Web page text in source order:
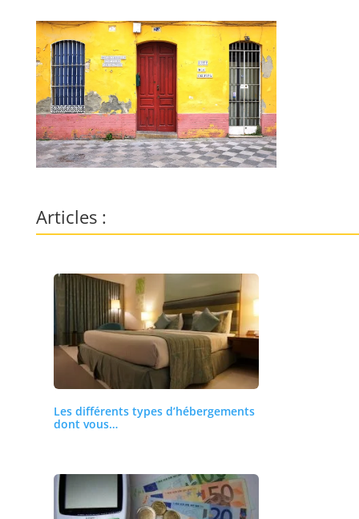
Articles :
Les différents types d’hébergements
dont vous…